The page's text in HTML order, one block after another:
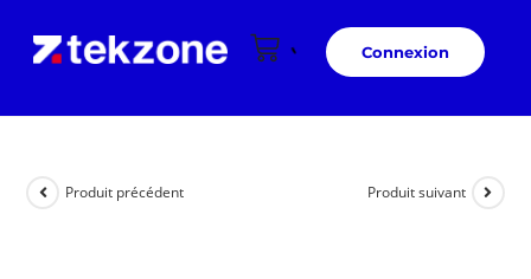
Connexion
Produit précédent Produit suivant